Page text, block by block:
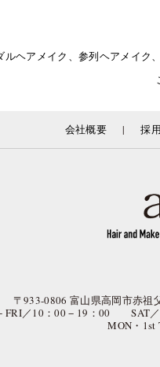
ヘアメイク、参列ヘアメイ
会社概要 | 採
〒933-0806 富山県高岡市赤
FRI／10：00 − 19：00 SAT
MON・1st